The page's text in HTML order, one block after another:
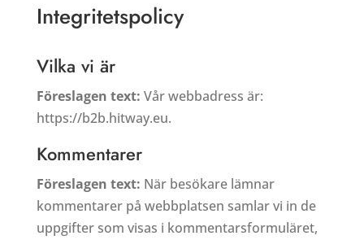
Integritetspolicy
Vilka vi är
Föreslagen text: Vår webbadress är:
https://b2b.hitway.eu.
Kommentarer
Föreslagen text: När besökare lämnar
kommentarer på webbplatsen samlar vi in de
uppgifter som visas i kommentarsformuläret,